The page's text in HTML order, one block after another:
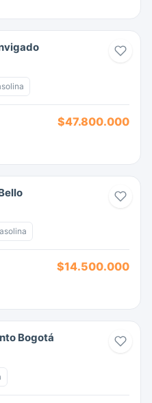
$47.800.000
$14.500.000
Bogotá